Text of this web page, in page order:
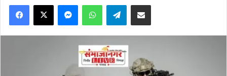
email
Facebook
X MessengerWhatsAppTelegramShare via Email